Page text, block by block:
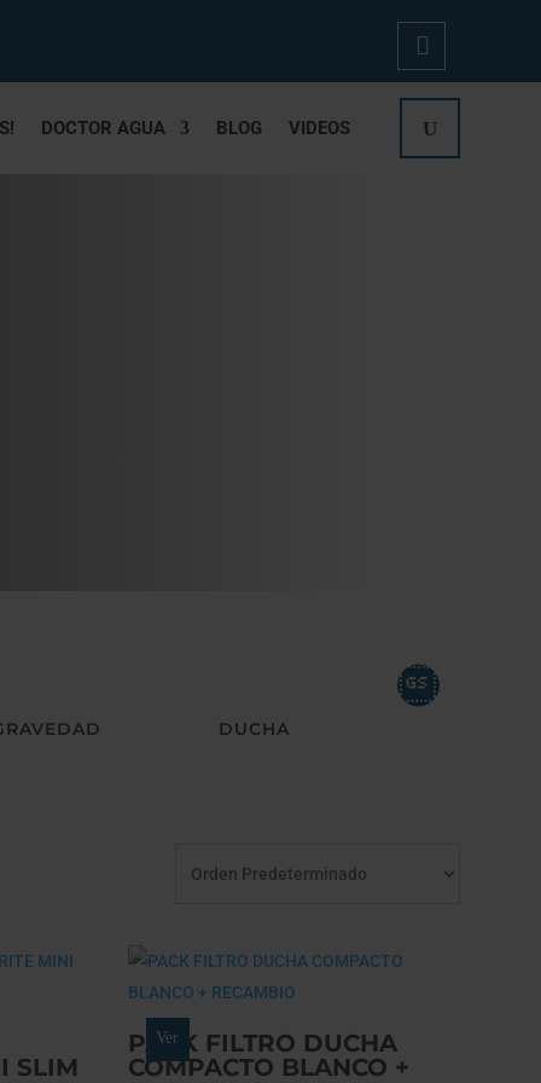
Mi
DOCTOR AGUA BLOG VIDEOS
DUCHA
SLIM
PACK FILTRO DUCHA
COMPACTO BLANCO +
Ver